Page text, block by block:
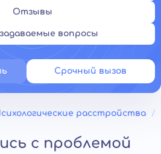
Отзывы
вопросы
Срочный вызов
расстройства
с проблемой